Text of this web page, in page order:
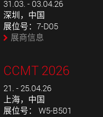
31.03. - 03.04.26
深圳，中国
展位号：7-D05
展商信息
CCMT 2026
21. - 25.04.26
上海，中国
展位号： W5-B501